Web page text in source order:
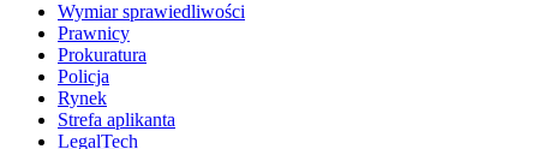
Wymiar sprawiedliwości
Prawnicy
Prokuratura
Policja
Rynek
Strefa aplikanta
LegalTech